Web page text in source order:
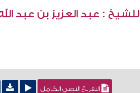
للشيخ : عبد العزيز بن عبد
التفريغ النصي الكامل